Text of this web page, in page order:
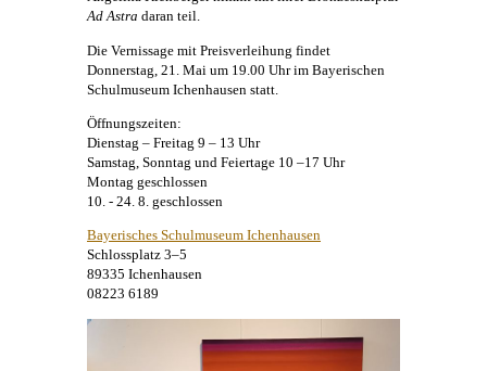
Ad Astra daran teil.
Die Vernissage mit Preisverleihung findet
Donnerstag, 21. Mai um 19.00 Uhr im Bayerischen
Schulmuseum Ichenhausen statt.
Öffnungszeiten:
Dienstag – Freitag 9 – 13 Uhr
Samstag, Sonntag und Feiertage 10 –17 Uhr
Montag geschlossen
10. - 24. 8. geschlossen
Bayerisches Schulmuseum Ichenhausen
Schlossplatz 3–5
89335 Ichenhausen
08223 6189